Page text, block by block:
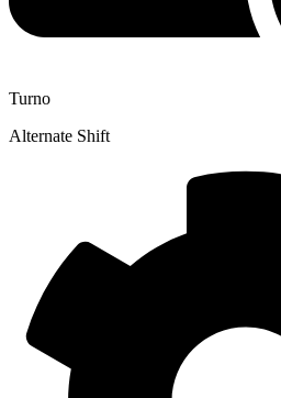
Turno
Alternate Shift